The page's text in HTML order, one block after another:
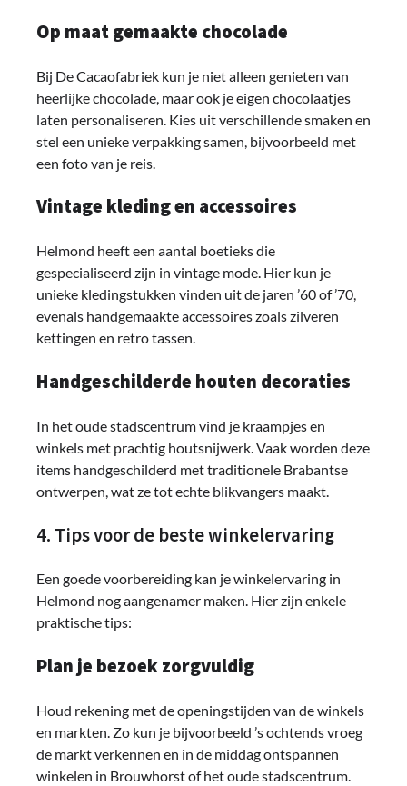
Op maat gemaakte chocolade
Bij De Cacaofabriek kun je niet alleen genieten van
heerlijke chocolade, maar ook je eigen chocolaatjes
laten personaliseren. Kies uit verschillende smaken en
stel een unieke verpakking samen, bijvoorbeeld met
een foto van je reis.
Vintage kleding en accessoires
Helmond heeft een aantal boetieks die
gespecialiseerd zijn in vintage mode. Hier kun je
unieke kledingstukken vinden uit de jaren ’60 of ’70,
evenals handgemaakte accessoires zoals zilveren
kettingen en retro tassen.
Handgeschilderde houten decoraties
In het oude stadscentrum vind je kraampjes en
winkels met prachtig houtsnijwerk. Vaak worden deze
items handgeschilderd met traditionele Brabantse
ontwerpen, wat ze tot echte blikvangers maakt.
4. Tips voor de beste winkelervaring
Een goede voorbereiding kan je winkelervaring in
Helmond nog aangenamer maken. Hier zijn enkele
praktische tips:
Plan je bezoek zorgvuldig
Houd rekening met de openingstijden van de winkels
en markten. Zo kun je bijvoorbeeld ’s ochtends vroeg
de markt verkennen en in de middag ontspannen
winkelen in Brouwhorst of het oude stadscentrum.